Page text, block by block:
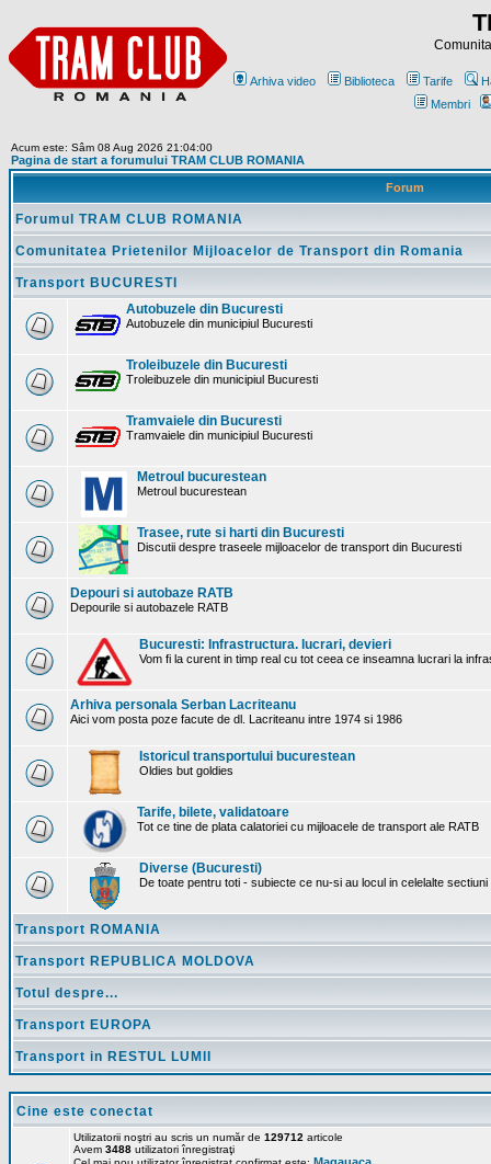
Arhiva video Biblioteca Tarife
Membri
Acum este: Sâm 08 Aug 2026 21:04:00
Pagina de start a forumului TRAM CLUB ROMANIA
Forum
Forumul TRAM CLUB ROMANIA
Comunitatea Prietenilor Mijloacelor de Transport din Romania
Transport BUCURESTI
Autobuzele din Bucuresti
Autobuzele din municipiul Bucuresti
Troleibuzele din Bucuresti
Troleibuzele din municipiul Bucuresti
Tramvaiele din Bucuresti
Tramvaiele din municipiul Bucuresti
Metroul bucurestean
Metroul bucurestean
Trasee, rute si harti din Bucuresti
Discutii despre traseele mijloacelor de transport din Bucuresti
Depouri si autobaze RATB
Depourile si autobazele RATB
Bucuresti: Infrastructura. lucrari, devieri
Vom fi la curent in timp real cu tot ceea ce inseamna lucrari la
Arhiva personala Serban Lacriteanu
Aici vom posta poze facute de dl. Lacriteanu intre 1974 si 1986
Istoricul transportului bucurestean
Oldies but goldies
Tarife, bilete, validatoare
Tot ce tine de plata calatoriei cu mijloacele de transport ale RATB
Diverse (Bucuresti)
De toate pentru toti - subiecte ce nu-si au locul in celelalte
Transport ROMANIA
Transport REPUBLICA MOLDOVA
Totul despre...
Transport EUROPA
Transport in RESTUL LUMII
Cine este conectat
Utilizatorii noştri au scris un număr de 129712 articole
Avem 3488 utilizatori înregistraţi